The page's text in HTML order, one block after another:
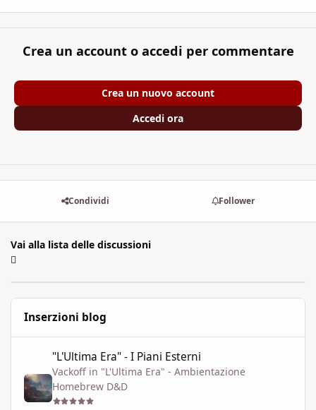
Crea un account o accedi per commentare
Crea un nuovo account
Accedi ora
Condividi Follower
Vai alla lista delle discussioni
Inserzioni blog
"L'Ultima Era" - I Piani Esterni
Vackoff in "L'Ultima Era" - Ambientazione
Homebrew D&D